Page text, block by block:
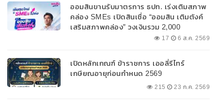
ออมสินขานรับมาตรการ ธปท. เร่งเติมสภาพ
คล่อง SMEs เปิดสินเชื่อ “ออมสิน เติมตังค์
เสริมสภาพคล่อง” วงเงินรวม 2,000
ลบ.สนับสนุนเงินทุนหมุนเวียนวงเงินกู้สูงสุด
17 6 ส.ค. 2569
เปิดหลักเกณฑ์ ข้าราชการ เออลี่รีไทร์
เกษียณอายุก่อนกำหนด 2569
215 23 ก.ค. 2569